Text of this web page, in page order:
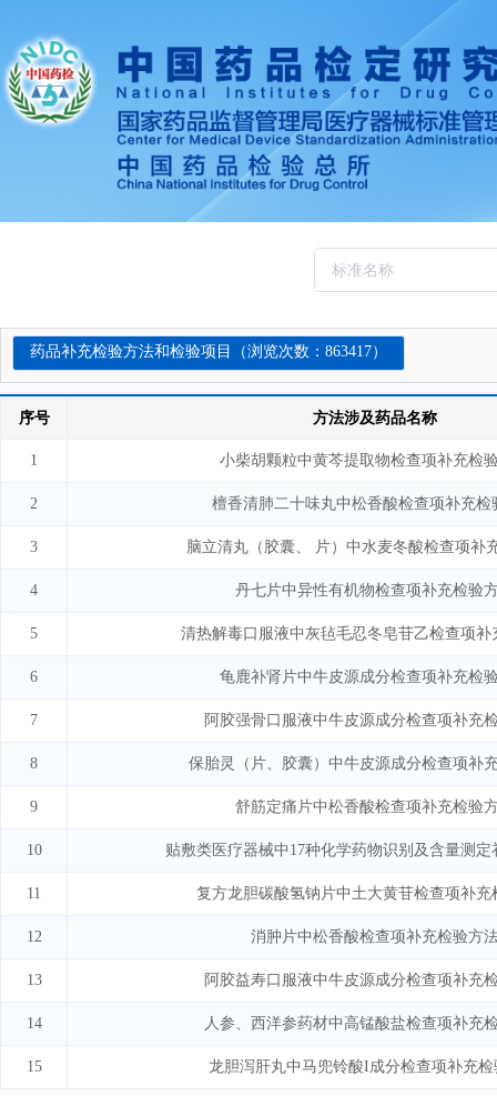
药品补充检验方法和检验项目（浏览次数：863417）
序号 方法涉及药品名称
1 小柴胡颗粒中黄芩提取物检查项补充检
2 檀香清肺二十味丸中松香酸检查项补充检
3 脑立清丸（胶囊、 片）中水麦冬酸检查项补
4 丹七片中异性有机物检查项补充检验
5 清热解毒口服液中灰毡毛忍冬皂苷乙检查项补
6 龟鹿补肾片中牛皮源成分检查项补充检
7 阿胶强骨口服液中牛皮源成分检查项补充
8 保胎灵（片、胶囊）中牛皮源成分检查项补
9 舒筋定痛片中松香酸检查项补充检验
10 贴敷类医疗器械中17种化学药物识别及含量测定
11 复方龙胆碳酸氢钠片中土大黄苷检查项补充
12 消肿片中松香酸检查项补充检验方
13 阿胶益寿口服液中牛皮源成分检查项补充
14 人参、西洋参药材中高锰酸盐检查项补充
15 龙胆泻肝丸中马兜铃酸I成分检查项补充检